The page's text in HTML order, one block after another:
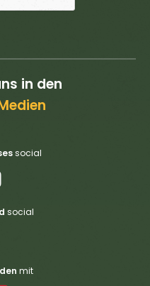
in den
social
social
mit